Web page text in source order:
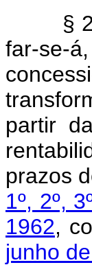
§ 2º
far-se-
partir
prazos
1º, 2º,
1962,
junho